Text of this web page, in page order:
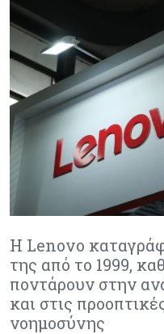
Η Lenovo
της από το 1999,
ποντάρουν στην
και στις
νοημοσύνης